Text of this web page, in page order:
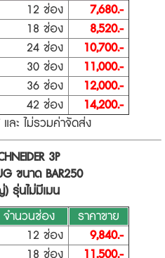
12 ช่อง
7,680.-
18 ช่อง
8,520.-
24 ช่อง
10,700.-
30 ช่อง
11,000.-
36 ช่อง
12,000.-
42 ช่อง
14,200.-
ละ ไม่รวมค่าจัดส่ง
3P
ขนาด BAR250
รุ่นไม่มีเมน
จำนวนช่อง
ราคาขาย
12 ช่อง
9,840.-
18 ช่อง 11,500.-